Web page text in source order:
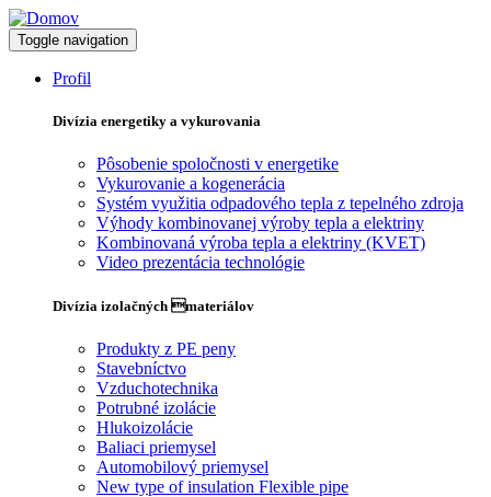
Toggle navigation
Profil
Divízia energetiky a vykurovania
Pôsobenie spoločnosti v energetike
Vykurovanie a kogenerácia
Systém využitia odpadového tepla z tepelného zdroja
Výhody kombinovanej výroby tepla a elektriny
Kombinovaná výroba tepla a elektriny (KVET)
Video prezentácia technológie
Divízia izolačných materiálov
Produkty z PE peny
Stavebníctvo
Vzduchotechnika
Potrubné izolácie
Hlukoizolácie
Baliaci priemysel
Automobilový priemysel
New type of insulation Flexible pipe